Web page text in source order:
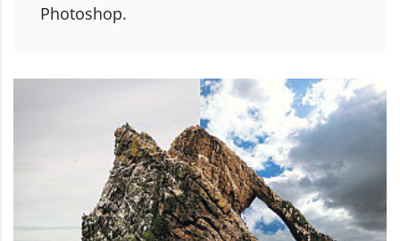
Photoshop.